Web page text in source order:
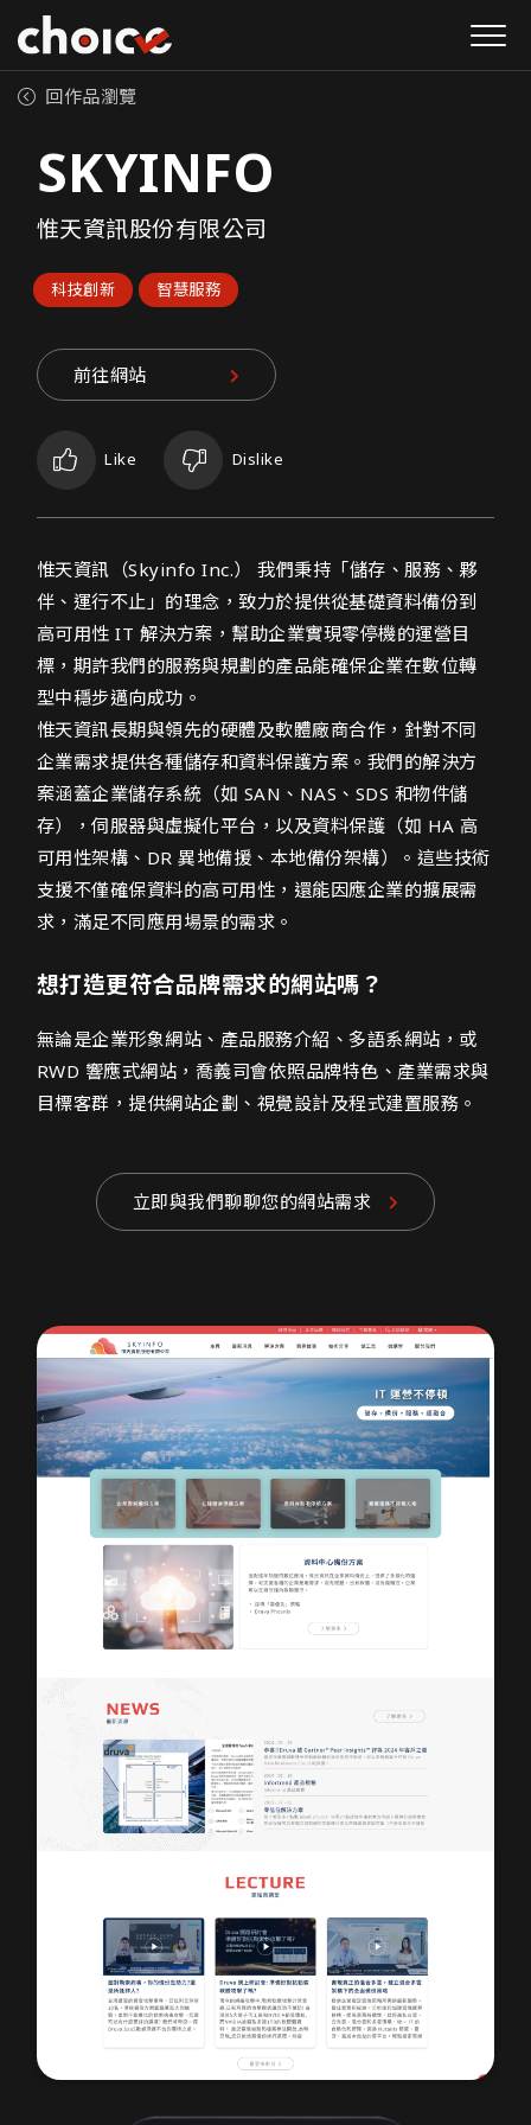
回作品瀏覽
SKYINFO
惟天資訊股份有限公司
科技創新 智慧服務
前往網站
Like Dislike
惟天資訊股份有限公司網頁設計介紹
惟天資訊（Skyinfo Inc.） 我們秉持「儲存、服務、夥
伴、運行不止」的理念，致力於提供從基礎資料備份到
高可用性 IT 解決方案，幫助企業實現零停機的運營目
標，期許我們的服務與規劃的產品能確保企業在數位轉
型中穩步邁向成功。
惟天資訊長期與領先的硬體及軟體廠商合作，針對不同
企業需求提供各種儲存和資料保護方案。我們的解決方
案涵蓋企業儲存系統（如 SAN、NAS、SDS 和物件儲
存），伺服器與虛擬化平台，以及資料保護（如 HA 高
可用性架構、DR 異地備援、本地備份架構）。這些技術
支援不僅確保資料的高可用性，還能因應企業的擴展需
求，滿足不同應用場景的需求。
想打造更符合品牌需求的網站嗎？
無論是企業形象網站、產品服務介紹、多語系網站，或
RWD 響應式網站，喬義司會依照品牌特色、產業需求與
目標客群，提供網站企劃、視覺設計及程式建置服務。
立即與我們聊聊您的網站需求